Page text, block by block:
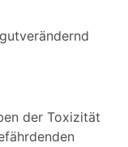
der Toxizität